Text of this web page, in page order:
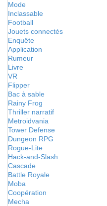
Mode
Inclassable
Football
Jouets connectés
Enquête
Application
Rumeur
Livre
VR
Flipper
Bac à sable
Rainy Frog
Thriller narratif
Metroidvania
Tower Defense
Dungeon RPG
Rogue-Lite
Hack-and-Slash
Cascade
Battle Royale
Moba
Coopération
Mecha